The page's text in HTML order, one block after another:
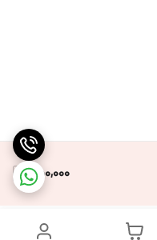
850,000